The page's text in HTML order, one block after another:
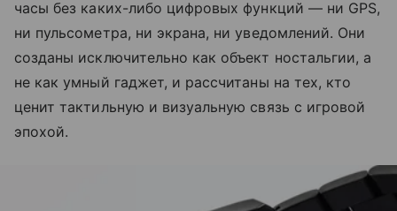
часы без каких-либо цифровых функций — ни GPS,
ни пульсометра, ни экрана, ни уведомлений. Они
созданы исключительно как объект ностальгии, а
не как умный гаджет, и рассчитаны на тех, кто
ценит тактильную и визуальную связь с игровой
эпохой.